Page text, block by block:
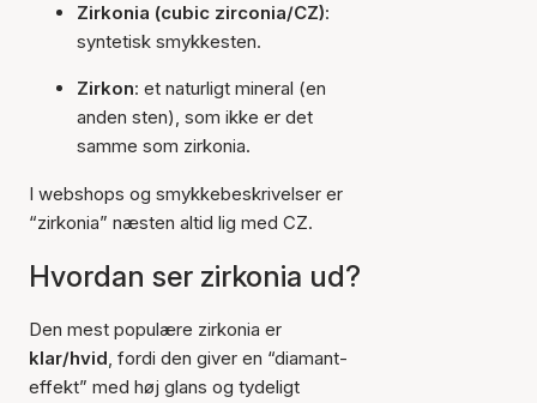
Zirkonia (cubic zirconia/CZ):
syntetisk smykkesten.
Zirkon: et naturligt mineral (en
anden sten), som ikke er det
samme som zirkonia.
I webshops og smykkebeskrivelser er
“zirkonia” næsten altid lig med CZ.
Hvordan ser zirkonia ud?
Den mest populære zirkonia er
klar/hvid, fordi den giver en “diamant-
effekt” med høj glans og tydeligt